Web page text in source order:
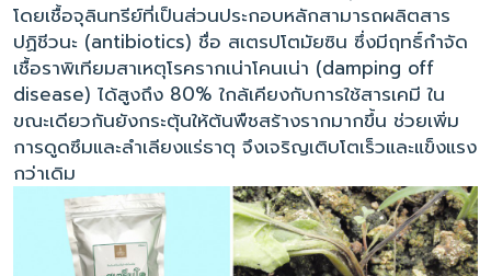
โดยเชื้อจุลินทรีย์ที่เป็นส่วนประกอบหลักสามารถผลิตสาร
ปฏิชีวนะ (antibiotics) ชื่อ สเตรปโตมัยซิน ซึ่งมีฤทธิ์กำจัด
เชื้อราพิเทียมสาเหตุโรครากเน่าโคนเน่า (damping off
disease) ได้สูงถึง 80% ใกล้เคียงกับการใช้สารเคมี ใน
ขณะเดียวกันยังกระตุ้นให้ต้นพืชสร้างรากมากขึ้น ช่วยเพิ่ม
การดูดซึมและลำเลียงแร่ธาตุ จึงเจริญเติบโตเร็วและแข็งแรง
กว่าเดิม